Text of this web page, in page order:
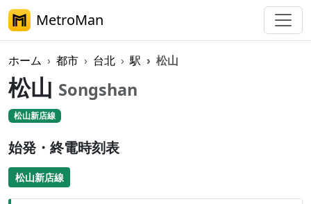
MetroMan
ホーム 都市 台北 駅 松山
松山 Songshan
松山新店線
始発・終電時刻表
松山新店線